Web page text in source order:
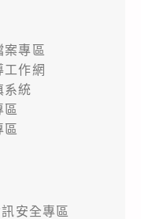
案專區
工作網
系統
區
區
安全專區